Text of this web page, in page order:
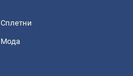
Сплетни
Мода